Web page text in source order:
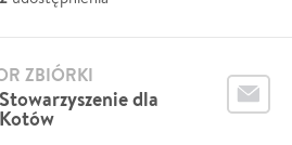
dla
ZBIÓRKI